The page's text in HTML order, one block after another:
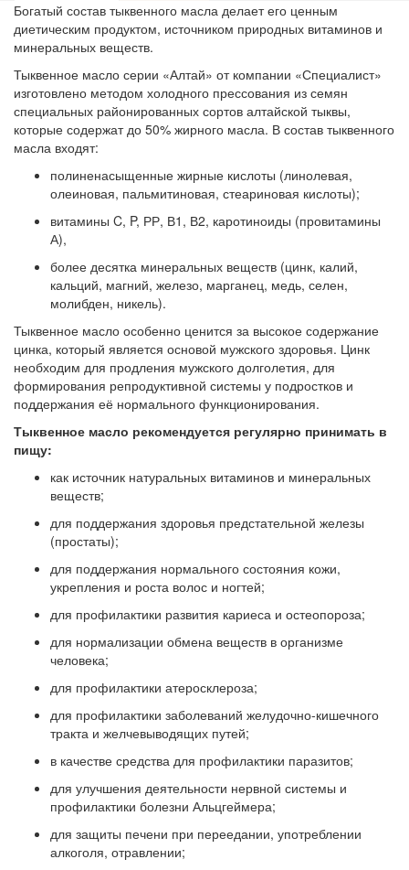
Богатый состав тыквенного масла делает его ценным
диетическим продуктом, источником природных витаминов и
минеральных веществ.
Тыквенное масло серии «Алтай» от компании «Специалист»
изготовлено методом холодного прессования из семян
специальных районированных сортов алтайской тыквы,
которые содержат до 50% жирного масла. В состав тыквенного
масла входят:
полиненасыщенные жирные кислоты (линолевая,
олеиновая, пальмитиновая, стеариновая кислоты);
витамины C, P, РР, В1, В2, каротиноиды (провитамины
А),
более десятка минеральных веществ (цинк, калий,
кальций, магний, железо, марганец, медь, селен,
молибден, никель).
Тыквенное масло особенно ценится за высокое содержание
цинка, который является основой мужского здоровья. Цинк
необходим для продления мужского долголетия, для
формирования репродуктивной системы у подростков и
поддержания её нормального функционирования.
Тыквенное масло рекомендуется регулярно принимать в
пищу:
как источник натуральных витаминов и минеральных
веществ;
для поддержания здоровья предстательной железы
(простаты);
для поддержания нормального состояния кожи,
укрепления и роста волос и ногтей;
для профилактики развития кариеса и остеопороза;
для нормализации обмена веществ в организме
человека;
для профилактики атеросклероза;
для профилактики заболеваний желудочно-кишечного
тракта и желчевыводящих путей;
в качестве средства для профилактики паразитов;
для улучшения деятельности нервной системы и
профилактики болезни Альцгеймера;
для защиты печени при переедании, употреблении
алкоголя, отравлении;